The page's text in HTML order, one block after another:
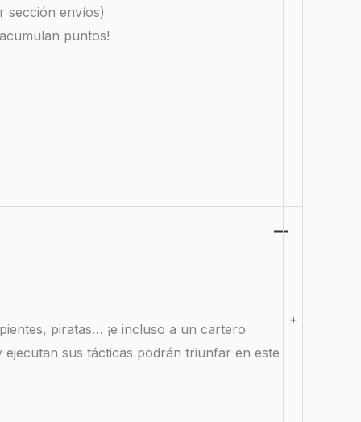
+
sección envíos)
puntos!
piratas… ¡e incluso a un cartero
sus tácticas podrán triunfar en este